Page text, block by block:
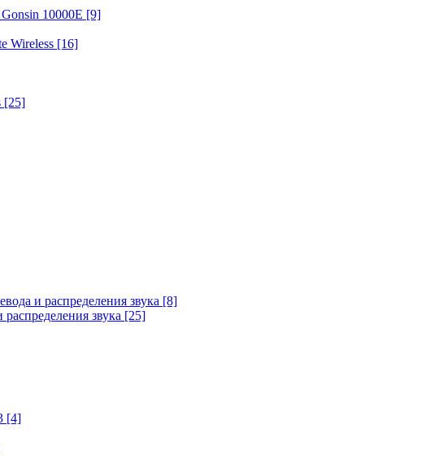
10000E [9]
Wireless [16]
[25]
и распределения звука [8]
звука [25]
[4]